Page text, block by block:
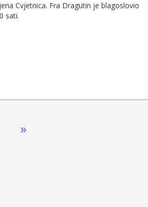
Cvjetnica. Fra Dragutin je blagoslovio
sati.
»